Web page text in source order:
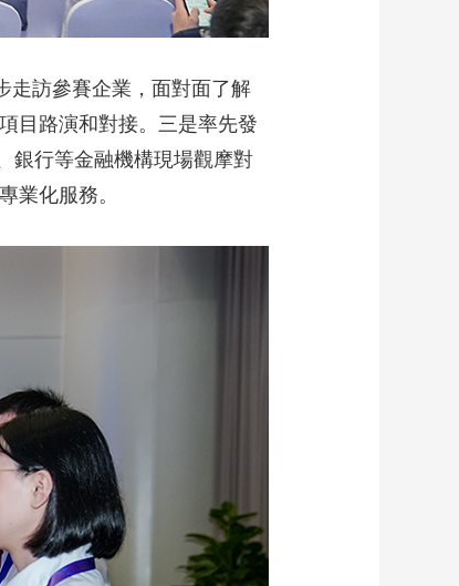
走訪參賽企業，面對面了解
目路演和對接。三是率先發
銀行等金融機構現場觀摩對
業化服務。